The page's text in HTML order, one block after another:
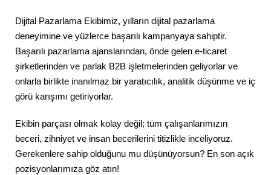
Dijital Pazarlama Ekibimiz, yılların dijital pazarlama
deneyimine ve yüzlerce başarılı kampanyaya sahiptir.
Başarılı pazarlama ajanslarından, önde gelen e-ticaret
şirketlerinden ve parlak B2B işletmelerinden geliyorlar ve
onlarla birlikte inanılmaz bir yaratıcılık, analitik düşünme ve iç
görü karışımı getiriyorlar.
Ekibin parçası olmak kolay değil; tüm çalışanlarımızın
beceri, zihniyet ve insan becerilerini titizlikle inceliyoruz.
Gerekenlere sahip olduğunu mu düşünüyorsun? En son açık
pozisyonlarımıza göz atın!